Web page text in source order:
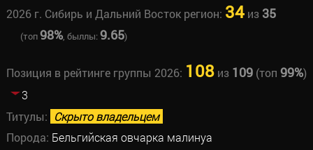
2026 г. Сибирь и Дальний Восток регион: 34из 35
(топ98%, быллы:9.65)
Позиция в рейтинге группы 2026: 108из 109(топ 99%)
3
Титулы: Скрыто владельцем
Порода: Бельгийская овчарка малинуа